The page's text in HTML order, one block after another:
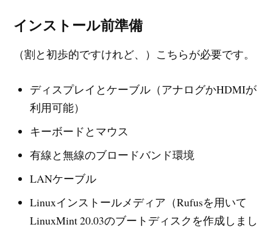
インストール前準備
（割と初歩的ですけれど、）こちらが必要です。
ディスプレイとケーブル（アナログかHDMIが
利用可能）
キーボードとマウス
有線と無線のブロードバンド環境
LANケーブル
Linuxインストールメディア（Rufusを用いて
LinuxMint 20.03のブートディスクを作成しまし